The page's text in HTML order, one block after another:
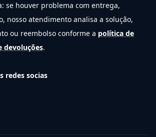
se houver problema com entrega,
nosso atendimento analisa a solução,
ou reembolso conforme a política de
devoluções.
redes socias